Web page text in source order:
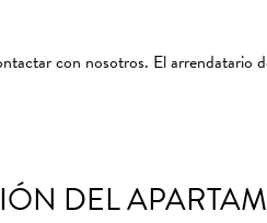
con nosotros. El arrendatario
DEL